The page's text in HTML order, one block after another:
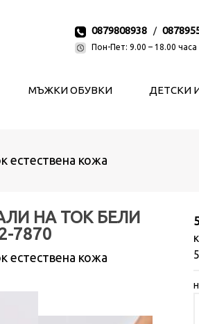
0879808938 /
Пон-Пет: 9.00 – 18.00 часа
МЪЖКИ ОБУВКИ ДЕТСКИ
естествена кожа
НА ТОК БEЛИ
7870
естествена кожа